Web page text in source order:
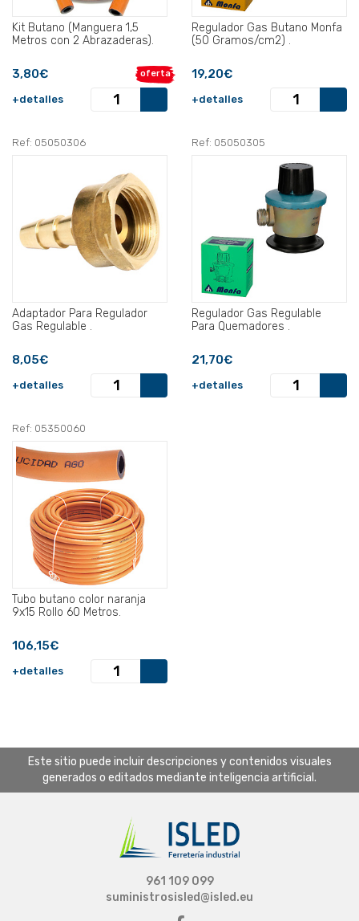
Kit Butano (Manguera 1,5
Metros con 2 Abrazaderas).
oferta
3,80€
+detalles
Regulador Gas Butano Monfa
(50 Gramos/cm2) .
19,20€
+detalles
Ref: 05050306
Adaptador Para Regulador
Gas Regulable .
8,05€
+detalles
Ref: 05050305
Regulador Gas Regulable
Para Quemadores .
21,70€
+detalles
Ref: 05350060
Tubo butano color naranja
9x15 Rollo 60 Metros.
106,15€
+detalles
Este sitio puede incluir descripciones y contenidos visuales
generados o editados mediante inteligencia artificial.
961 109 099
suministrosisled@isled.eu